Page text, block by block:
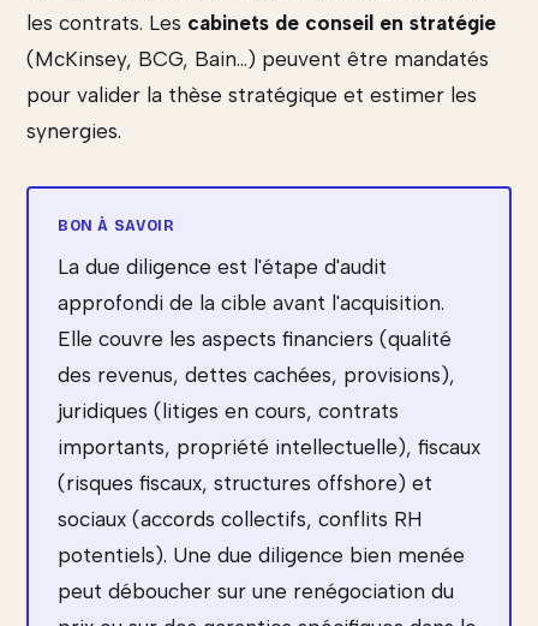
les contrats. Les cabinets de conseil en stratégie
(McKinsey, BCG, Bain...) peuvent être mandatés
pour valider la thèse stratégique et estimer les
synergies.
La due diligence est l'étape d'audit
approfondi de la cible avant l'acquisition.
Elle couvre les aspects financiers (qualité
des revenus, dettes cachées, provisions),
juridiques (litiges en cours, contrats
importants, propriété intellectuelle), fiscaux
(risques fiscaux, structures offshore) et
sociaux (accords collectifs, conflits RH
potentiels). Une due diligence bien menée
peut déboucher sur une renégociation du